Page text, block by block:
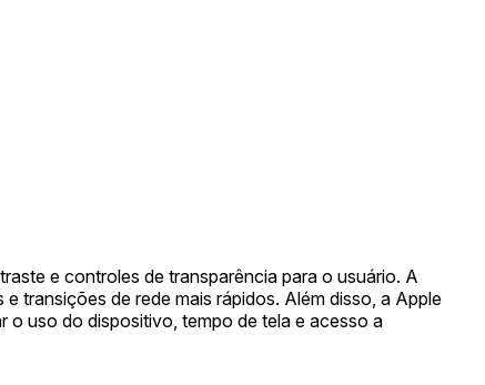
e controles de transparência para o usuário. A
transições de rede mais rápidos. Além disso, a Apple
o uso do dispositivo, tempo de tela e acesso a